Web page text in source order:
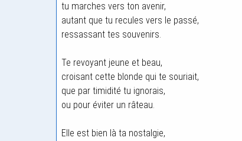
tu marches vers ton avenir,
autant que tu recules vers le passé,
ressassant tes souvenirs.
Te revoyant jeune et beau,
croisant cette blonde qui te souriait,
que par timidité tu ignorais,
ou pour éviter un râteau.
Elle est bien là ta nostalgie,